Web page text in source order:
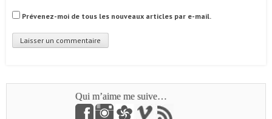
Prévenez-moi de tous les nouveaux articles par e-mail.
Qui m’aime me suive…